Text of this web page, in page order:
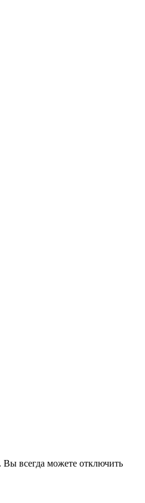
Вы всегда можете отключить